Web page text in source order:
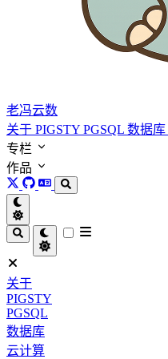
老冯云数
关于 PIGSTY PGSQL 数据库
专栏
作品
关于
PIGSTY
PGSQL
数据库
云计算